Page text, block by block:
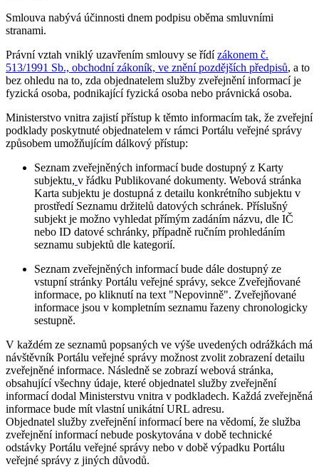
Smlouva nabývá účinnosti dnem podpisu oběma smluvními
stranami.
Právní vztah vniklý uzavřením smlouvy se řídízákonem č.
513/1991 Sb., obchodní zákoník, ve znění pozdějších předpisů, a to
bez ohledu na to, zda objednatelem služby zveřejnění informací je
fyzická osoba, podnikající fyzická osoba nebo právnická osoba.
Ministerstvo vnitra zajistí přístup k těmto informacím tak, že zveřejní
podklady poskytnuté objednatelem v rámci Portálu veřejné správy
způsobem umožňujícím dálkový přístup:
Seznam zveřejněných informací bude dostupný z Karty
subjektu, v řádku Publikované dokumenty. Webová stránka
Karta subjektu je dostupná z detailu konkrétního subjektu v
prostředí Seznamu držitelů datových schránek. Příslušný
subjekt je možno vyhledat přímým zadáním názvu, dle IČ
nebo ID datové schránky, případně ručním prohledáním
seznamu subjektů dle kategorií.
Seznam zveřejněných informací bude dále dostupný ze
vstupní stránky Portálu veřejné správy, sekce Zveřejňované
informace, po kliknutí na text "Nepovinně". Zveřejňované
informace jsou v kompletním seznamu řazeny chronologicky
sestupně.
V každém ze seznamů popsaných ve výše uvedených odrážkách má
návštěvník Portálu veřejné správy možnost zvolit zobrazení detailu
zveřejněné informace. Následně se zobrazí webová stránka,
obsahující všechny údaje, které objednatel služby zveřejnění
informací dodal Ministerstvu vnitra v podkladech. Každá zveřejněná
informace bude mít vlastní unikátní URL adresu.
Objednatel služby zveřejnění informací bere na vědomí, že služba
zveřejnění informací nebude poskytována v době technické
odstávky Portálu veřejné správy nebo v době výpadku Portálu
veřejné správy z jiných důvodů.